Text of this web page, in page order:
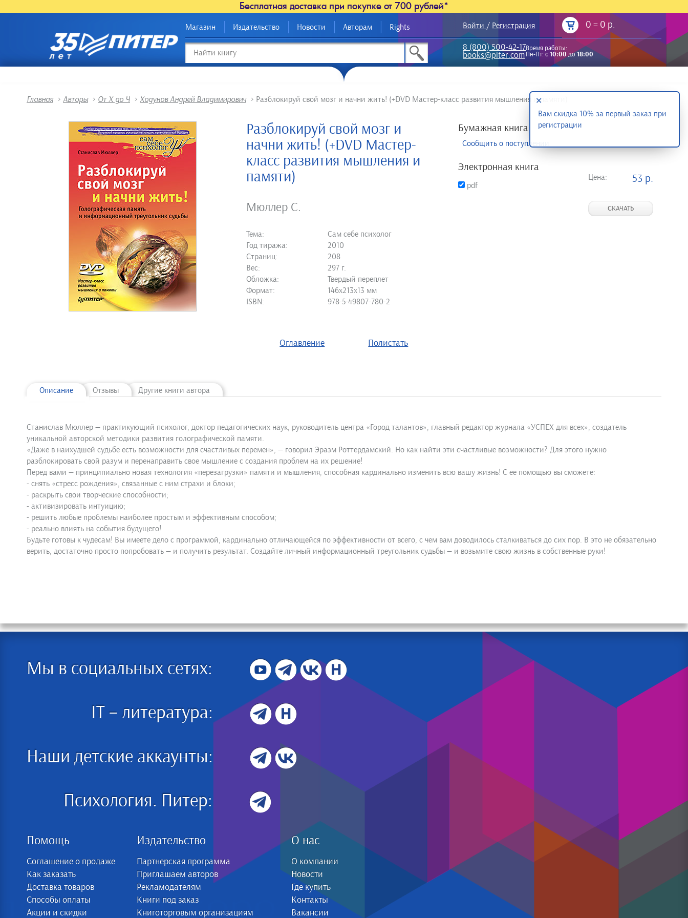
Бесплатная доставка при покупке от 700 рублей*
Магазин Издательство Новости Авторам Rights Войти / Регистрация 0 = 0 р.
8 (800) 500-42-17
books@piter.com
Время работы:
Пн-Пт: с10:00до18:00
Главная > Авторы > От Х до Ч > Ходунов Андрей Владимирович > Разблокируй свой мозг и начни жить! (+DVD Мастер-класс развития мышления и памяти)
Разблокируй свой мозг и
начни жить! (+DVD Мастер-
класс развития мышления и
памяти)
Мюллер С.
Тема:
Сам себе психолог
Год тиража:
2010
Страниц:
208
Вес:
297 г.
Обложка:
Твердый переплет
Формат:
146х213х13 мм
ISBN:
978-5-49807-780-2
Бумажная книга
Сообщить о поступлении
Электронная книга
pdf
Цена: 53 р.
СКАЧАТЬ
Оглавление Полистать
Описание Отзывы Другие книги автора
Станислав Мюллер — практикующий психолог, доктор педагогических наук, руководитель центра «Город талантов», главный редактор журнала «УСПЕХ для всех», создатель
уникальной авторской методики развития голографической памяти.
«Даже в наихудшей судьбе есть возможности для счастливых перемен», — говорил Эразм Роттердамский. Но как найти эти счастливые возможности? Для этого нужно
разблокировать свой разум и перенаправить свое мышление с создания проблем на их решение!
Перед вами — принципиально новая технология «перезагрузки» памяти и мышления, способная кардинально изменить всю вашу жизнь! С ее помощью вы сможете:
- снять «стресс рождения», связанные с ним страхи и блоки;
- раскрыть свои творческие способности;
- активизировать интуицию;
- решить любые проблемы наиболее простым и эффективным способом;
- реально влиять на события будущего!
Будьте готовы к чудесам! Вы имеете дело с программой, кардинально отличающейся по эффективности от всего, с чем вам доводилось сталкиваться до сих пор. В это не обязательно
верить, достаточно просто попробовать — и получить результат. Создайте личный информационный треугольник судьбы — и возьмите свою жизнь в собственные руки!
Мы в социальных сетях:
IT – литература:
Наши детские аккаунты:
Психология. Питер:
Помощь
Соглашение о продаже
Как заказать
Доставка товаров
Способы оплаты
Акции и скидки
Издательство
Партнерская программа
Приглашаем авторов
Рекламодателям
Книги под заказ
Книготорговым организациям
О нас
О компании
Новости
Где купить
Контакты
Вакансии
Вам скидка 10% за первый заказ при
регистрации
✕